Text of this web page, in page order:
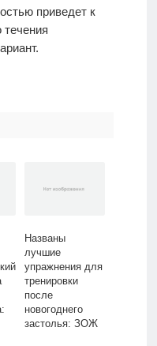
приведет к
течения
Названы
лучшие
упражнения для
тренировки
после
новогоднего
застолья: ЗОЖ